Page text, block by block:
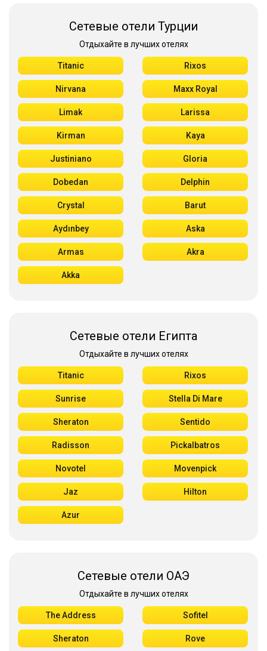
Сетевые отели Турции
Отдыхайте в лучших отелях
Titanic Rixos
Nirvana Maxx Royal
Limak Larissa
Kirman Kaya
Justiniano Gloria
Dobedan Delphin
Crystal Barut
Aydınbey Aska
Armas Akra
Akka
Сетевые отели Египта
Отдыхайте в лучших отелях
Titanic Rixos
Sunrise Stella Di Mare
Sheraton Sentido
Radisson Pickalbatros
Novotel Movenpick
Jaz Hilton
Azur
Сетевые отели ОАЭ
Отдыхайте в лучших отелях
The Address Sofitel
Sheraton Rove